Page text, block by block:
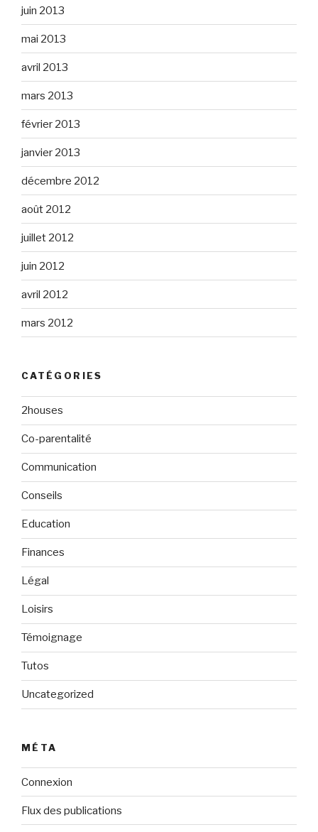
juin 2013
mai 2013
avril 2013
mars 2013
février 2013
janvier 2013
décembre 2012
août 2012
juillet 2012
juin 2012
avril 2012
mars 2012
CATÉGORIES
2houses
Co-parentalité
Communication
Conseils
Education
Finances
Légal
Loisirs
Témoignage
Tutos
Uncategorized
MÉTA
Connexion
Flux des publications